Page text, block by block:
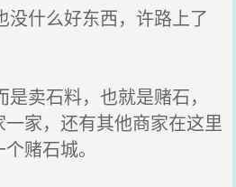
什么好东西，许路上了
卖石料，也就是赌石，
家，还有其他商家在这里
赌石城。